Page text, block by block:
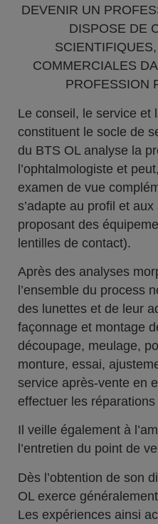
DEVENIR UN
DISPOSE DE
COMMERCIALES
PROFESSION
Le conseil, le service et
constituent le socle de
du BTS OL analyse la
l’ophtalmologiste et
examen de vue
s’adapte au profil et
proposant des
lentilles de contact).
Après des analyses
l’ensemble du process
des lunettes et de leur
façonnage et montage
découpage, meulage,
monture, essai,
service après-vente en
effectuer les
Il veille également à
l’entretien du point de
Dès l’obtention de son
OL exerce
Les expériences ainsi